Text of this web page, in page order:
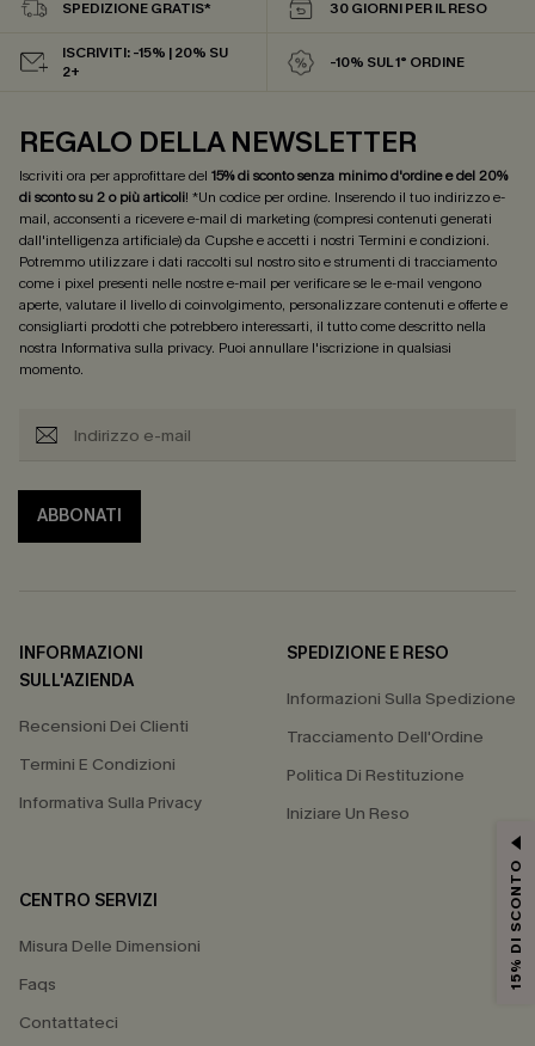
SPEDIZIONE GRATIS* 30 GIORNI PER IL RESO
ISCRIVITI: -15% | 20% SU
2+
-10% SUL 1° ORDINE
REGALO DELLA NEWSLETTER
Iscriviti ora per approfittare del 15% di sconto senza minimo d'ordine e del 20%
di sconto su 2 o più articoli! *Un codice per ordine. Inserendo il tuo indirizzo e-
mail, acconsenti a ricevere e-mail di marketing (compresi contenuti generati
dall'intelligenza artificiale) da Cupshe e accetti i nostri Termini e condizioni.
Potremmo utilizzare i dati raccolti sul nostro sito e strumenti di tracciamento
come i pixel presenti nelle nostre e-mail per verificare se le e-mail vengono
aperte, valutare il livello di coinvolgimento, personalizzare contenuti e offerte e
consigliarti prodotti che potrebbero interessarti, il tutto come descritto nella
nostra Informativa sulla privacy. Puoi annullare l'iscrizione in qualsiasi
momento.
ABBONATI
INFORMAZIONI
SULL'AZIENDA
Recensioni Dei Clienti
Termini E Condizioni
Informativa Sulla Privacy
SPEDIZIONE E RESO
Informazioni Sulla Spedizione
Tracciamento Dell'Ordine
Politica Di Restituzione
Iniziare Un Reso
CENTRO SERVIZI
Misura Delle Dimensioni
Faqs
Contattateci
15% DI SCONTO